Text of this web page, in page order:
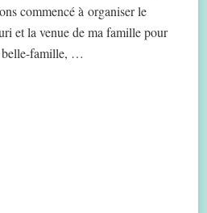
commencé à organiser le
et la venue de ma famille pour
belle-famille, …